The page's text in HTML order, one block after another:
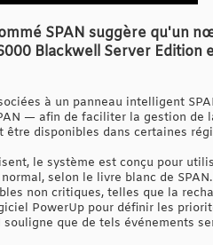
SPAN suggère qu'un
Blackwell Server Edition
à un panneau intelligent
— afin de faciliter la gestion de
disponibles dans certaines
le système est conçu pour
selon le livre blanc de
non critiques, telles que la
PowerUp pour définir les
que de tels événements